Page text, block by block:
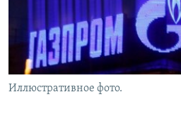
Иллюстративное фото.